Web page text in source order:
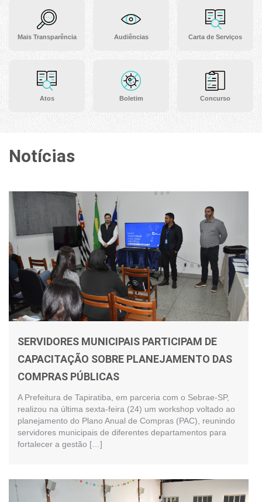
Mais Transparência
Atos
Audiências
Boletim
Carta de Serviços
Concurso
Notícias
SERVIDORES MUNICIPAIS PARTICIPAM DE
CAPACITAÇÃO SOBRE PLANEJAMENTO DAS
COMPRAS PÚBLICAS
A Prefeitura de Tapiratiba, em parceria com o Sebrae-SP,
realizou na última sexta-feira (24) um workshop voltado ao
planejamento do Plano Anual de Compras (PAC), reunindo
servidores municipais de diferentes departamentos para
fortalecer a gestão […]